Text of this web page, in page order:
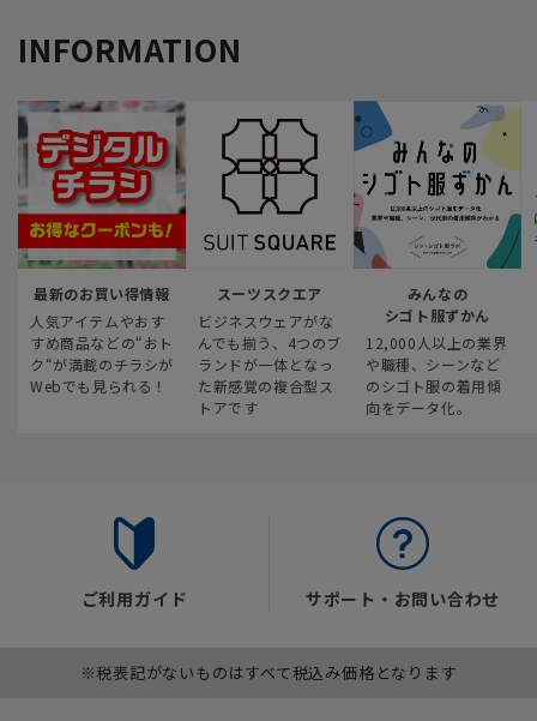
INFORMATION
最新のお買い得情報
人気アイテムやおす
すめ商品などの“おト
ク“が満載のチラシが
Webでも見られる！
スーツスクエア
ビジネスウェアがな
んでも揃う、4つのブ
ランドが一体となっ
た新感覚の複合型ス
トアです
みんなの
シゴト服ずかん
12,000人以上の業界
や職種、シーンなど
のシゴト服の着用傾
向をデータ化。
ご利用ガイド サポート・お問い合わせ
※税表記がないものはすべて税込み価格となります